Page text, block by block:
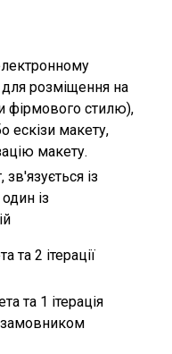
для розміщення на
фірмового стилю),
ескізи макету,
макету.
із
із
та 2 ітерації
та 1 ітерація